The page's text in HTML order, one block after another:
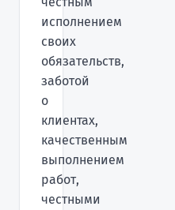
исполнением
своих
обязательств,
заботой
о
клиентах,
качественным
выполнением
работ,
честными